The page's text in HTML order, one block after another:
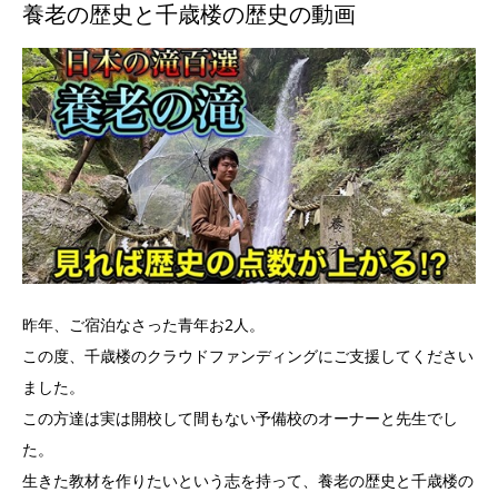
養老の歴史と千歳楼の歴史の動画
昨年、ご宿泊なさった青年お2人。
この度、千歳楼のクラウドファンディングにご支援してください
ました。
この方達は実は開校して間もない予備校のオーナーと先生でし
た。
生きた教材を作りたいという志を持って、養老の歴史と千歳楼の